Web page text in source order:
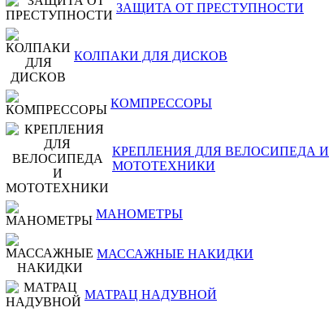
ЗАЩИТА ОТ ПРЕСТУПНОСТИ
КОЛПАКИ ДЛЯ ДИСКОВ
КОМПРЕССОРЫ
КРЕПЛЕНИЯ ДЛЯ ВЕЛОСИПЕДА И
МОТОТЕХНИКИ
МАНОМЕТРЫ
МАССАЖНЫЕ НАКИДКИ
МАТРАЦ НАДУВНОЙ